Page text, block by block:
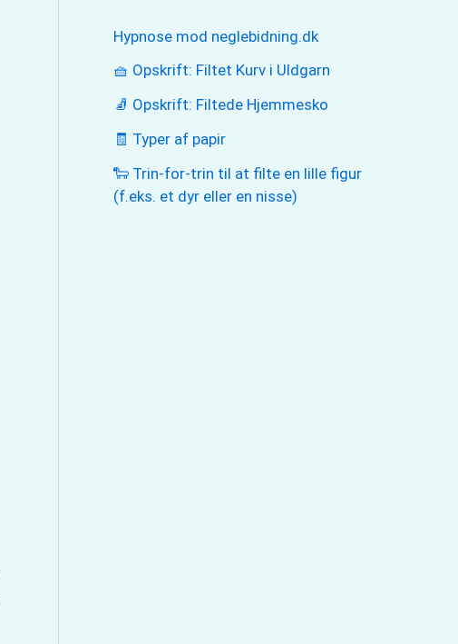
Hypnose mod neglebidning.dk
🧺 Opskrift: Filtet Kurv i Uldgarn
🧦 Opskrift: Filtede Hjemmesko
🧾 Typer af papir
🐑 Trin-for-trin til at filte en lille figur
(f.eks. et dyr eller en nisse)